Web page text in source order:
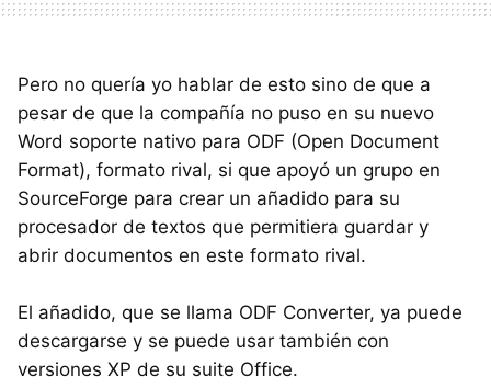
Pero no quería yo hablar de esto sino de que a
pesar de que la compañía no puso en su nuevo
Word soporte nativo para ODF (Open Document
Format), formato rival, si que apoyó un grupo en
SourceForge para crear un añadido para su
procesador de textos que permitiera guardar y
abrir documentos en este formato rival.
El añadido, que se llama ODF Converter, ya puede
descargarse y se puede usar también con
versiones XP de su suite Office.